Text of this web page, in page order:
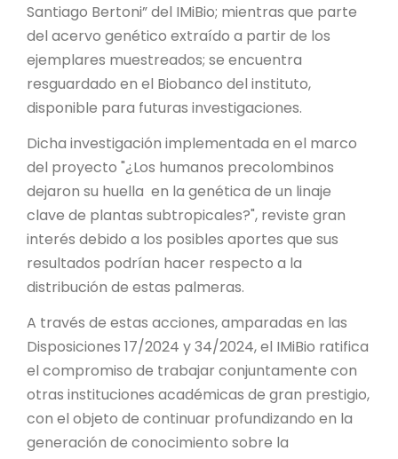
Santiago Bertoni” del IMiBio; mientras que parte
del acervo genético extraído a partir de los
ejemplares muestreados; se encuentra
resguardado en el Biobanco del instituto,
disponible para futuras investigaciones.
Dicha investigación implementada en el marco
del proyecto "¿Los humanos precolombinos
dejaron su huella en la genética de un linaje
clave de plantas subtropicales?", reviste gran
interés debido a los posibles aportes que sus
resultados podrían hacer respecto a la
distribución de estas palmeras.
A través de estas acciones, amparadas en las
Disposiciones 17/2024 y 34/2024, el IMiBio ratifica
el compromiso de trabajar conjuntamente con
otras instituciones académicas de gran prestigio,
con el objeto de continuar profundizando en la
generación de conocimiento sobre la